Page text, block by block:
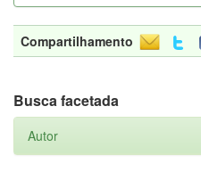
Compartilhamento
Busca facetada
Autor